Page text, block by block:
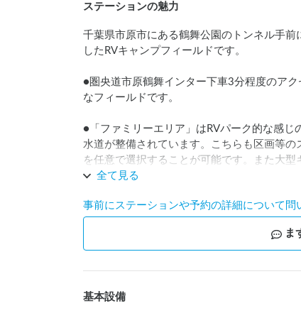
ステーションの魅力
千葉県市原市にある鶴舞公園のトンネル手
したRVキャンプフィールドです。
●圏央道市原鶴舞インター下車3分程度のア
なフィールドです。
●「ファミリーエリア」はRVパーク的な感
水道が整備されています。こちらも区画等
を任意で選択することが可能です。また大
アクセス道路と広さを備えたフィールドです
■敷地内については立ち入りを制限する区域
んで頂いても構いません。徒歩で15分程度
■お子様向けのキッズバギーや親子で乗れる
ャンプだけでなくバギーの走行体験が可能で
■ペットの同伴も可能ですので広大な敷地内
全て見る
事前にステーションや予約の詳細について問
ま
基本設備